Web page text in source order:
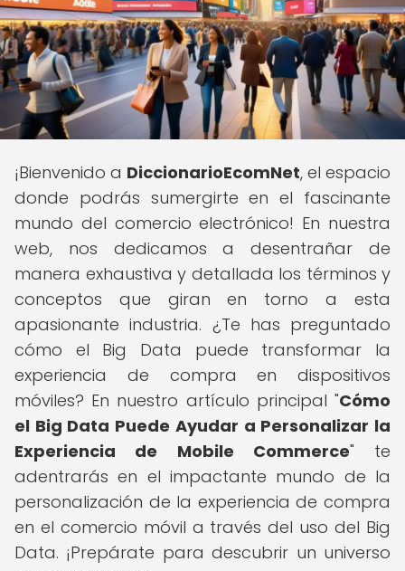
¡Bienvenido a DiccionarioEcomNet, el espacio
donde podrás sumergirte en el fascinante
mundo del comercio electrónico! En nuestra
web, nos dedicamos a desentrañar de
manera exhaustiva y detallada los términos y
conceptos que giran en torno a esta
apasionante industria. ¿Te has preguntado
cómo el Big Data puede transformar la
experiencia de compra en dispositivos
móviles? En nuestro artículo principal "Cómo
el Big Data Puede Ayudar a Personalizar la
Experiencia de Mobile Commerce" te
adentrarás en el impactante mundo de la
personalización de la experiencia de compra
en el comercio móvil a través del uso del Big
Data. ¡Prepárate para descubrir un universo